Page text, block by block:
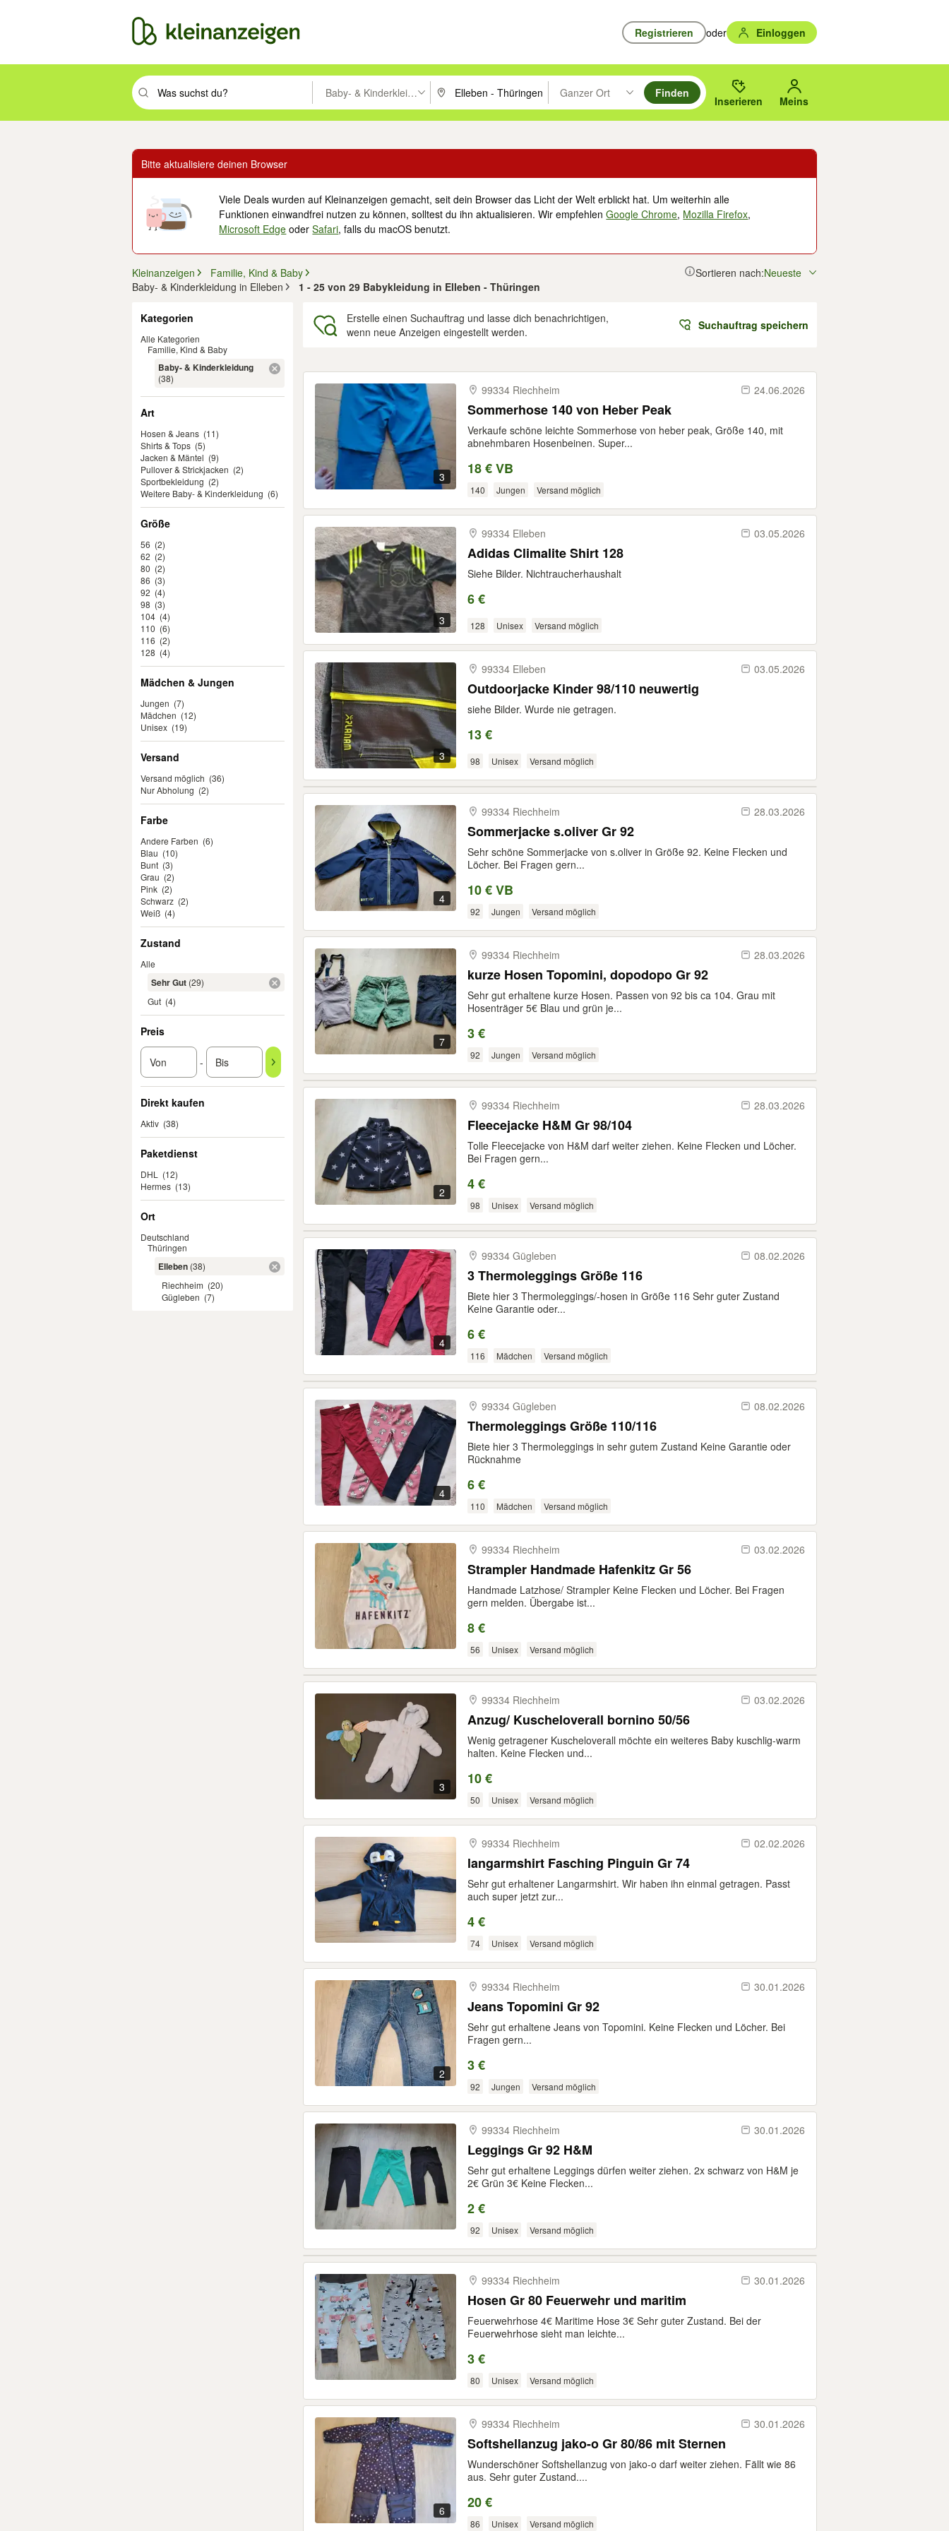
Registrieren oder Einloggen
Suchbegriff eingeben. Eingabetaste drücken um zu suchen, oder Vorschläge mit den Pfeiltasten nach oben/unten durchsuchen und mit Eingabetaste auswählen.
Baby- & Kinderkleidung PLZ oder Ort eingeben. Eingabetaste drücken um zu suchen, oder Vorschläge mit den Pfeiltasten nach oben/
Ganzer Ort
Suche im Umkreis des gewählten Orts oder PLZ.
Finden
Inserieren Meins
Bitte aktualisiere deinen Browser
Viele Deals wurden auf Kleinanzeigen gemacht, seit dein Browser das Licht der Welt erblickt hat. Um weiterhin alle
Funktionen einwandfrei nutzen zu können, solltest du ihn aktualisieren. Wir empfehlenGoogle Chrome, Mozilla Firefox,
Microsoft Edge oderSafari, falls du macOS benutzt.
Kleinanzeigen
Familie, Kind & Baby
Baby- & Kinderkleidung in Elleben
1 - 25 von 29 Babykleidung in Elleben - Thüringen
Sortieren nach:Neueste
Kategorien
Alle Kategorien
Familie, Kind & Baby
Baby- & Kinderkleidung
(38)
Art
Hosen & Jeans (11)
Shirts & Tops (5)
Jacken & Mäntel (9)
Pullover & Strickjacken (2)
Sportbekleidung (2)
Weitere Baby- & Kinderkleidung (6)
Größe
56 (2)
62 (2)
80 (2)
86 (3)
92 (4)
98 (3)
104 (4)
110 (6)
116 (2)
128 (4)
Mädchen & Jungen
Jungen (7)
Mädchen (12)
Unisex (19)
Versand
Versand möglich (36)
Nur Abholung (2)
Farbe
Andere Farben (6)
Blau (10)
Bunt (3)
Grau (2)
Pink (2)
Schwarz (2)
Weiß (4)
Zustand
Alle
Sehr Gut (29)
Gut (4)
Preis
-
Direkt kaufen
Aktiv (38)
Paketdienst
DHL
(12)
Hermes (13)
Ort
Deutschland
Thüringen
Elleben (38)
Riechheim (20)
Gügleben (7)
Erstelle einen Suchauftrag und lasse dich benachrichtigen,
wenn neue Anzeigen eingestellt werden.
Suchauftrag speichern
3
99334 Riechheim 24.06.2026
Sommerhose 140 von Heber Peak
Verkaufe schöne leichte Sommerhose von heber peak, Größe 140, mit
abnehmbaren Hosenbeinen. Super...
18 € VB
140 Jungen Versand möglich
3
99334 Elleben 03.05.2026
Adidas Climalite Shirt 128
Siehe Bilder. Nichtraucherhaushalt
6 €
128 Unisex Versand möglich
3
99334 Elleben 03.05.2026
Outdoorjacke Kinder 98/110 neuwertig
siehe Bilder. Wurde nie getragen.
13 €
98 Unisex Versand möglich
4
99334 Riechheim 28.03.2026
Sommerjacke s.oliver Gr 92
Sehr schöne Sommerjacke von s.oliver in Größe 92. Keine Flecken und
Löcher. Bei Fragen gern...
10 € VB
92 Jungen Versand möglich
7
99334 Riechheim 28.03.2026
kurze Hosen Topomini, dopodopo Gr 92
Sehr gut erhaltene kurze Hosen. Passen von 92 bis ca 104. Grau mit
Hosenträger 5€ Blau und grün je...
3 €
92 Jungen Versand möglich
2
99334 Riechheim 28.03.2026
Fleecejacke H&M Gr 98/104
Tolle Fleecejacke von H&M darf weiter ziehen. Keine Flecken und Löcher.
Bei Fragen gern...
4 €
98 Unisex Versand möglich
4
99334 Gügleben 08.02.2026
3 Thermoleggings Größe 116
Biete hier 3 Thermoleggings/-hosen in Größe 116 Sehr guter Zustand
Keine Garantie oder...
6 €
116 Mädchen Versand möglich
4
99334 Gügleben 08.02.2026
Thermoleggings Größe 110/116
Biete hier 3 Thermoleggings in sehr gutem Zustand Keine Garantie oder
Rücknahme
6 €
110 Mädchen Versand möglich
99334 Riechheim 03.02.2026
Strampler Handmade Hafenkitz Gr 56
Handmade Latzhose/ Strampler Keine Flecken und Löcher. Bei Fragen
gern melden. Übergabe ist...
8 €
56 Unisex Versand möglich
3
99334 Riechheim 03.02.2026
Anzug/ Kuscheloverall bornino 50/56
Wenig getragener Kuscheloverall möchte ein weiteres Baby kuschlig-warm
halten. Keine Flecken und...
10 €
50 Unisex Versand möglich
99334 Riechheim 02.02.2026
langarmshirt Fasching Pinguin Gr 74
Sehr gut erhaltener Langarmshirt. Wir haben ihn einmal getragen. Passt
auch super jetzt zur...
4 €
74 Unisex Versand möglich
2
99334 Riechheim 30.01.2026
Jeans Topomini Gr 92
Sehr gut erhaltene Jeans von Topomini. Keine Flecken und Löcher. Bei
Fragen gern...
3 €
92 Jungen Versand möglich
99334 Riechheim 30.01.2026
Leggings Gr 92 H&M
Sehr gut erhaltene Leggings dürfen weiter ziehen. 2x schwarz von H&M je
2€ Grün 3€ Keine Flecken...
2 €
92 Unisex Versand möglich
99334 Riechheim 30.01.2026
Hosen Gr 80 Feuerwehr und maritim
Feuerwehrhose 4€ Maritime Hose 3€ Sehr guter Zustand. Bei der
Feuerwehrhose sieht man leichte...
3 €
80 Unisex Versand möglich
6
99334 Riechheim 30.01.2026
Softshellanzug jako-o Gr 80/86 mit Sternen
Wunderschöner Softshellanzug von jako-o darf weiter ziehen. Fällt wie 86
aus. Sehr guter Zustand....
20 €
86 Unisex Versand möglich